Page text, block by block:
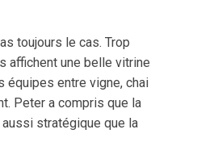
toujours le cas. Trop
affichent une belle vitrine
équipes entre vigne, chai
Peter a compris que la
stratégique que la